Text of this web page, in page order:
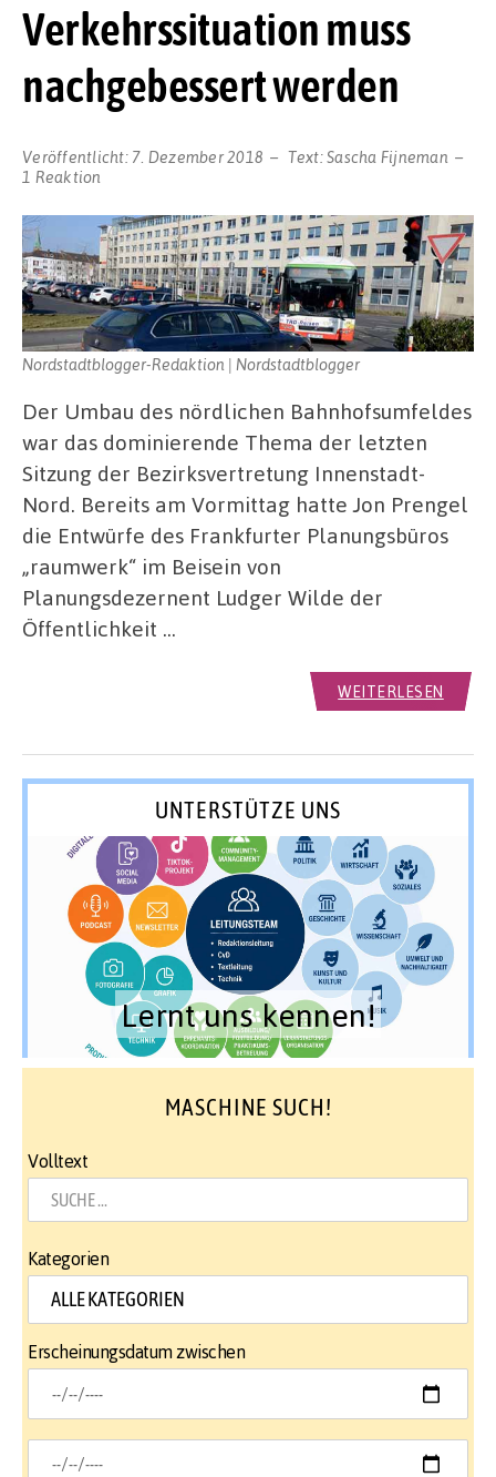
Verkehrssituation muss
nachgebessert werden
Veröffentlicht: 7. Dezember 2018 Text:Sascha Fijneman
1 Reaktion
Nordstadtblogger-Redaktion | Nordstadtblogger
Der Umbau des nördlichen Bahnhofsumfeldes
war das dominierende Thema der letzten
Sitzung der Bezirksvertretung Innenstadt-
Nord. Bereits am Vormittag hatte Jon Prengel
die Entwürfe des Frankfurter Planungsbüros
„raumwerk“ im Beisein von
Planungsdezernent Ludger Wilde der
Öffentlichkeit …
WEITERLESEN
UNTERSTÜTZE UNS
Lernt uns kennen!
MASCHINE SUCH!
Volltext
Kategorien
Erscheinungsdatum zwischen